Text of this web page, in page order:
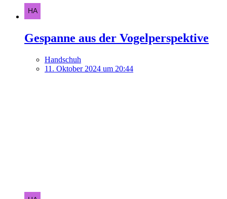
Gespanne aus der Vogelperspektive
Handschuh
11. Oktober 2024 um 20:44